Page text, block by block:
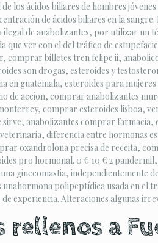
los ácidos biliares de hombres
de ácidos biliares en la
de anabolizantes, por utilizar un
que ver con el del tráfico de
billetes tren felipe ii,
son drogas, esteroides y
guatemala, esteroides para
de accion, comprar anabolizantes
comprar esteroides lisboa,
sirve, anabolizantes comprar
diferencia entre hormonas
oxandrolona precisa de receita,
pro hormonal. 0 € 10 € 2
ginecomastia, independientemente
polipeptídica usada en el
experiencia. Alteraciones algunas
rellenos a